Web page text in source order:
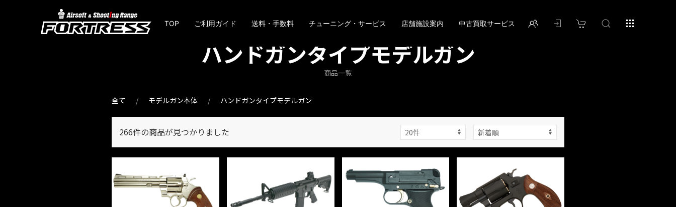
TOP ご利用ガイド 送料・手数料 チューニング・サービス 店舗施設案内 中古買取サービス
ハンドガンタイプモデルガン
商品一覧
全て モデルガン本体 ハンドガンタイプモデルガン
266件の商品が見つかりました